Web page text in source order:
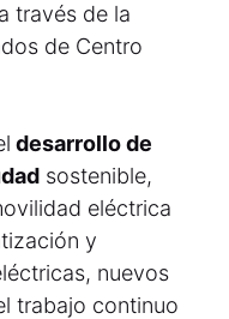
través de la
de Centro
desarrollo de
sostenible,
eléctrica
y
nuevos
trabajo continuo